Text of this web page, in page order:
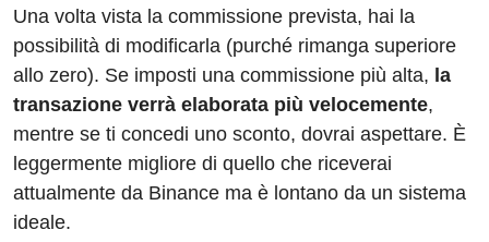
Una volta vista la commissione prevista, hai la
possibilità di modificarla (purché rimanga superiore
allo zero). Se imposti una commissione più alta, la
transazione verrà elaborata più velocemente,
mentre se ti concedi uno sconto, dovrai aspettare. È
leggermente migliore di quello che riceverai
attualmente da Binance ma è lontano da un sistema
ideale.